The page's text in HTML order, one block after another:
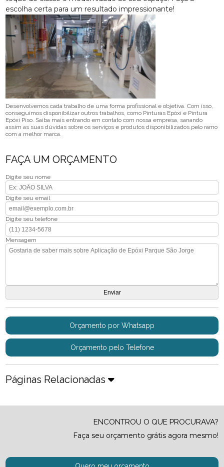
escolha certa para um resultado impressionante!
Desenvolvemos cada trabalho de uma forma profissional e objetiva. Com isso,
conseguimos disponibilizar outros trabalhos, como Pinturas Epóxi e Pintura
Epóxi Piso. Saiba mais entrando em contato com nossa empresa, sanando
assim as suas dúvidas sobre os serviços e produtos disponibilizados pelo ramo
com a melhor marca.
FAÇA UM ORÇAMENTO
Digite seu nome
Digite seu email
Digite seu telefone
Mensagem
Orçamento por Whatsapp
Orçamento pelo Telefone
Páginas Relacionadas
ENCONTROU O QUE PROCURAVA?
Faça seu orçamento grátis agora mesmo!